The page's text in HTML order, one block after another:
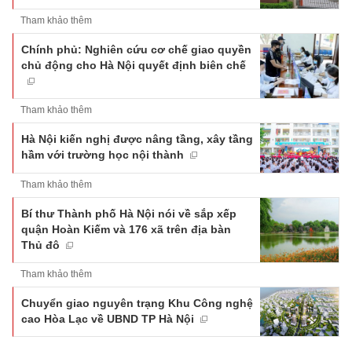
Tham khảo thêm
Chính phủ: Nghiên cứu cơ chế giao quyền
chủ động cho Hà Nội quyết định biên chế
Tham khảo thêm
Hà Nội kiến nghị được nâng tầng, xây tầng
hầm với trường học nội thành
Tham khảo thêm
Bí thư Thành phố Hà Nội nói về sắp xếp
quận Hoàn Kiếm và 176 xã trên địa bàn
Thủ đô
Tham khảo thêm
Chuyển giao nguyên trạng Khu Công nghệ
cao Hòa Lạc về UBND TP Hà Nội